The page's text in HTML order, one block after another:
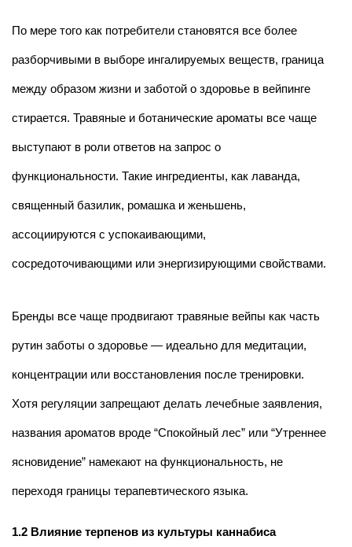
По мере того как потребители становятся все более
разборчивыми в выборе ингалируемых веществ, граница
между образом жизни и заботой о здоровье в вейпинге
стирается. Травяные и ботанические ароматы все чаще
выступают в роли ответов на запрос о
функциональности. Такие ингредиенты, как лаванда,
священный базилик, ромашка и женьшень,
ассоциируются с успокаивающими,
сосредоточивающими или энергизирующими свойствами.
Бренды все чаще продвигают травяные вейпы как часть
рутин заботы о здоровье — идеально для медитации,
концентрации или восстановления после тренировки.
Хотя регуляции запрещают делать лечебные заявления,
названия ароматов вроде “Спокойный лес” или “Утреннее
ясновидение” намекают на функциональность, не
переходя границы терапевтического языка.
1.2 Влияние терпенов из культуры каннабиса